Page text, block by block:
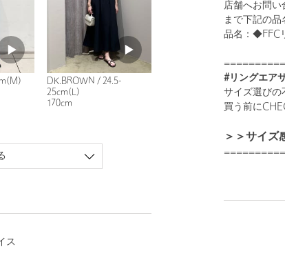
店舗へお問い
まで下記の品
品名：◆FFC
#リングエア
サイズ選びの
買う前に
＞＞サイズ
DK.BROWN / 24.5-
25cm(L)
170cm
ス